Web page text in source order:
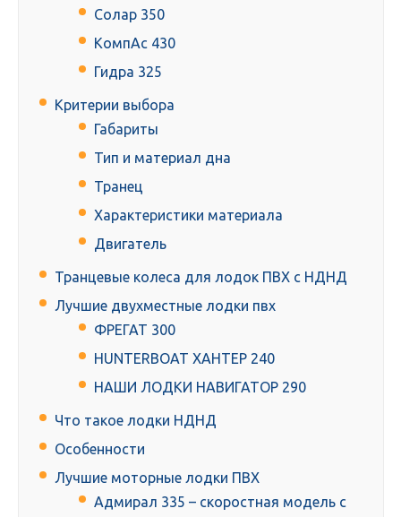
Солар 350
КомпАс 430
Гидра 325
Критерии выбора
Габариты
Тип и материал дна
Транец
Характеристики материала
Двигатель
Транцевые колеса для лодок ПВХ с НДНД
Лучшие двухместные лодки пвх
ФРЕГАТ 300
HUNTERBOAT ХАНТЕР 240
НАШИ ЛОДКИ НАВИГАТОР 290
Что такое лодки НДНД
Особенности
Лучшие моторные лодки ПВХ
Адмирал 335 – скоростная модель с